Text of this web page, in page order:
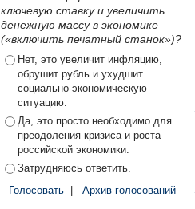
ключевую ставку и увеличить
денежную массу в экономике
(«включить печатный станок»)?
Нет, это увеличит инфляцию,
обрушит рубль и ухудшит
социально-экономическую
ситуацию.
Да, это просто необходимо для
преодоления кризиса и роста
российской экономики.
Затрудняюсь ответить.
Голосовать
Архив голосований